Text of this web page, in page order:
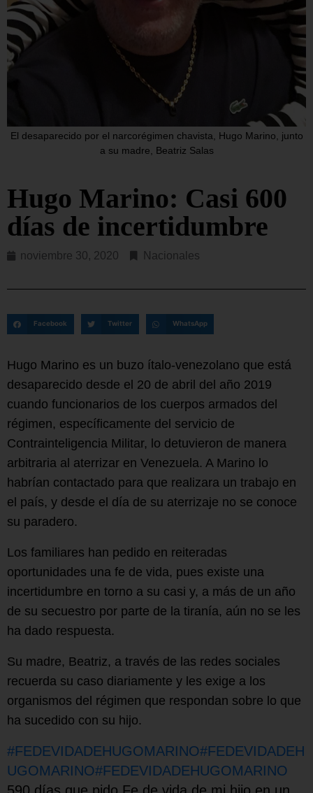
El desaparecido por el narcorégimen chavista, Hugo Marino, junto
a su madre, Beatriz Salas
Hugo Marino: Casi 600
días de incertidumbre
noviembre 30, 2020 Nacionales
Facebook Twitter WhatsApp
Hugo Marino es un buzo ítalo-venezolano que está
desaparecido desde el 20 de abril del año 2019
cuando funcionarios de los cuerpos armados del
régimen, específicamente del servicio de
Contrainteligencia Militar, lo detuvieron de manera
arbitraria al aterrizar en Venezuela. A Marino lo
habrían contactado para que realizara un trabajo en
el país, y desde el día de su aterrizaje no se conoce
su paradero.
Los familiares han pedido en reiteradas
oportunidades una fe de vida, pues existe una
incertidumbre en torno a su casi y, a más de un año
de su secuestro por parte de la tiranía, aún no se les
ha dado respuesta.
Su madre, Beatriz, a través de las redes sociales
recuerda su caso diariamente y les exige a los
organismos del régimen que respondan sobre lo que
ha sucedido con su hijo.
#FEDEVIDADEHUGOMARINO#FEDEVIDADEH
UGOMARINO#FEDEVIDADEHUGOMARINO